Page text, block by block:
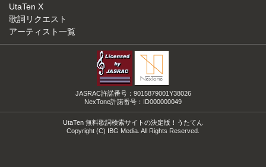
UtaTen X
歌詞リクエスト
アーティスト一覧
JASRAC許諾番号：9015879001Y38026
NexTone許諾番号：ID000000049
UtaTen 無料歌詞検索サイトの決定版！うたてん
Copyright (C) IBG Media. All Rights Reserved.